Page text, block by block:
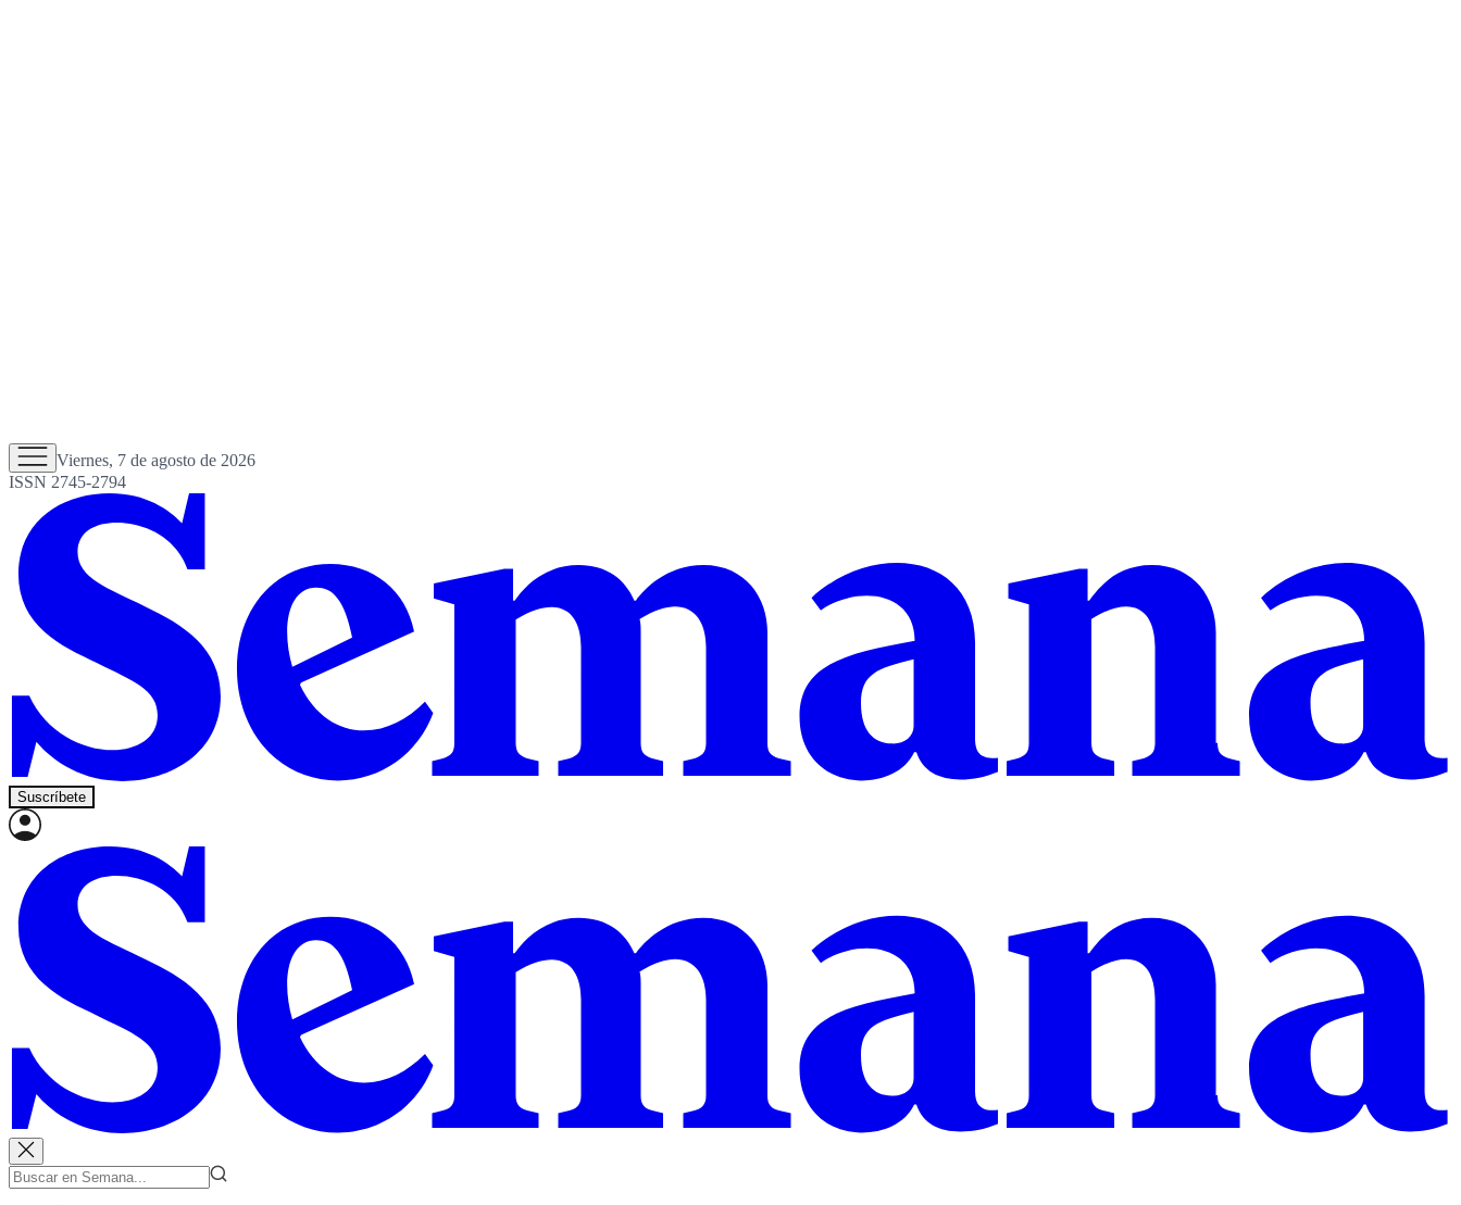
Viernes, 7 de agosto de 2026
ISSN 2745-2794
Suscríbete